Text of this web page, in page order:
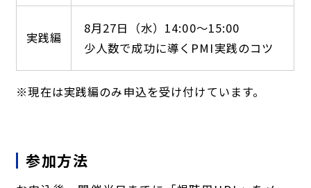
実践編
8月27日（水）14:00～15:00
少人数で成功に導くPMI実践のコツ
※現在は実践編のみ申込を受け付けています。
参加方法